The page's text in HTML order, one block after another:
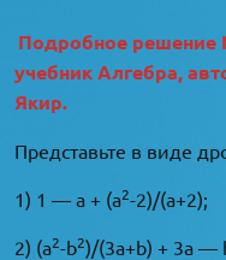
Подробное решение
учебник Алгебра,
Якир.
Представьте в виде
1) 1 — a + (a2-2)/(a+2);
2) (a2-b2)/(3a+b) + 3a —